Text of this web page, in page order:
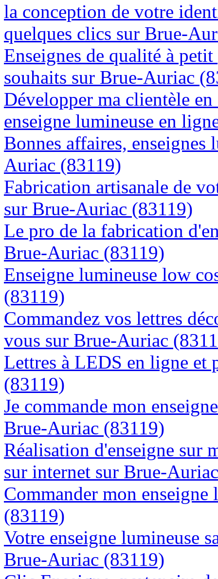
la conception de votre
quelques clics sur Brue-
Enseignes de qualité à
souhaits sur Brue-Auriac
Développer ma clientèle
enseigne lumineuse en
Bonnes affaires, enseignes
Auriac (83119)
Fabrication artisanale de
sur Brue-Auriac (83119)
Le pro de la fabrication
Brue-Auriac (83119)
Enseigne lumineuse low
(83119)
Commandez vos lettres
vous sur Brue-Auriac
Lettres à LEDS en ligne et
(83119)
Je commande mon
Brue-Auriac (83119)
Réalisation d'enseigne sur
sur internet sur Brue-
Commander mon
(83119)
Votre enseigne lumineuse
Brue-Auriac (83119)